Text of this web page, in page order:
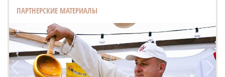
ПАРТНЕРСКИЕ МАТЕРИАЛЫ